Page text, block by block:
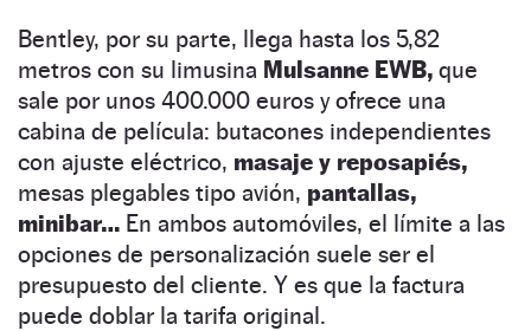
Bentley, por su parte, llega hasta los 5,82
metros con su limusina Mulsanne EWB, que
sale por unos 400.000 euros y ofrece una
cabina de película: butacones independientes
con ajuste eléctrico, masaje y reposapiés,
mesas plegables tipo avión, pantallas,
minibar… En ambos automóviles, el límite a las
opciones de personalización suele ser el
presupuesto del cliente. Y es que la factura
puede doblar la tarifa original.